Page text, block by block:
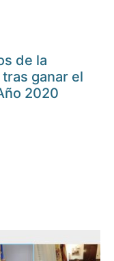
de la
ganar el
2020